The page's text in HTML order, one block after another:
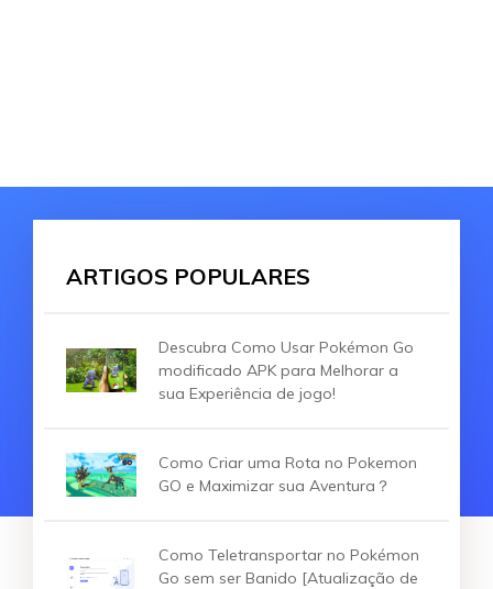
ARTIGOS POPULARES
Descubra Como Usar Pokémon Go
modificado APK para Melhorar a
sua Experiência de jogo!
Como Criar uma Rota no Pokemon
GO e Maximizar sua Aventura？
Como Teletransportar no Pokémon
Go sem ser Banido [Atualização de